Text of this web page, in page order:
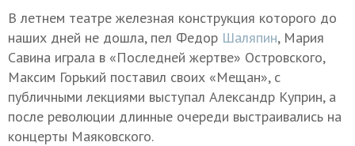
В летнем театре железная конструкция которого до
наших дней не дошла, пел Федор Шаляпин, Мария
Савина играла в «Последней жертве» Островского,
Максим Горький поставил своих «Мещан», с
публичными лекциями выступал Александр Куприн, а
после революции длинные очереди выстраивались на
концерты Маяковского.